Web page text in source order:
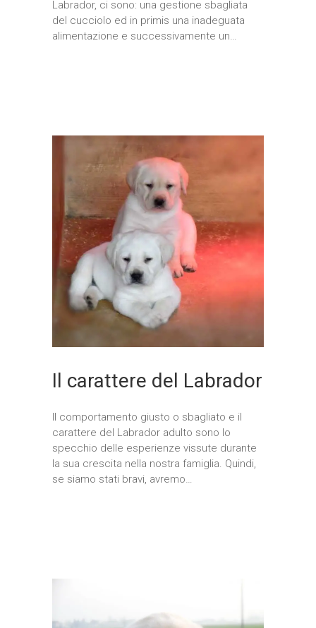
Labrador, ci sono: una gestione sbagliata
del cucciolo ed in primis una inadeguata
alimentazione e successivamente un…
Il carattere del Labrador
Il comportamento giusto o sbagliato e il
carattere del Labrador adulto sono lo
specchio delle esperienze vissute durante
la sua crescita nella nostra famiglia. Quindi,
se siamo stati bravi, avremo…